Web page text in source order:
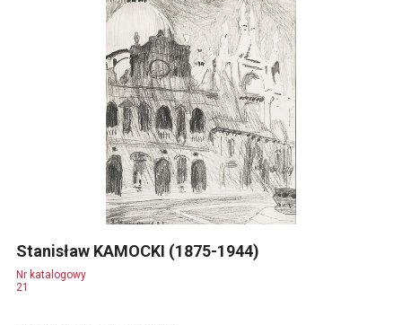
Stanisław KAMOCKI (1875-1944)
Nr katalogowy
21